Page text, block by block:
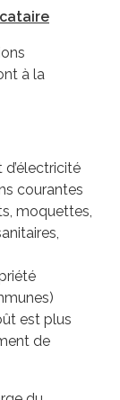
à la
d’électricité
courantes
moquettes,
est plus
de